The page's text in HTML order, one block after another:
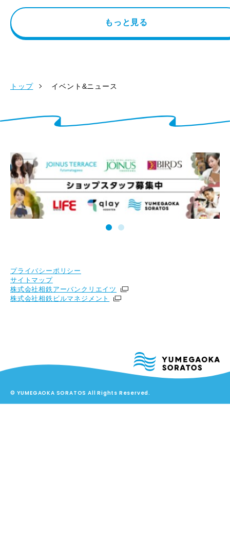
もっと見る
トップ イベント&ニュース
プライバシーポリシー
サイトマップ
株式会社相鉄アーバンクリエイツ
株式会社相鉄ビルマネジメント
© YUMEGAOKA SORATOS All Rights Reserved.